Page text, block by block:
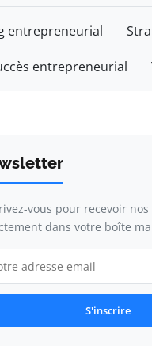
entrepreneurial
entrepreneurial
vous pour recevoir
dans votre boîte
S'inscrire